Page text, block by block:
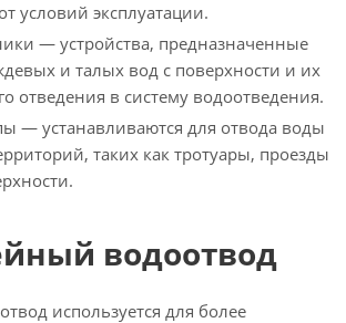
условий эксплуатации.
— устройства, предназначенные
и талых вод с поверхности и их
отведения в систему водоотведения.
— устанавливаются для отвода воды
таких как тротуары, проезды
водоотвод
используется для более